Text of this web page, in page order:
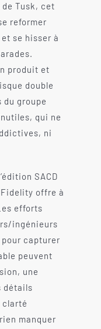
Tusk, cet
reformer
se hisser à
produit et
double
groupe
qui ne
ni
SACD
offre à
efforts
ingénieurs
capturer
peuvent
une
détails
clarté
manquer